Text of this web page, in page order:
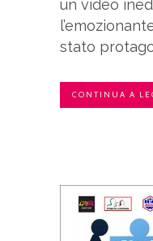
un video
stato
CONTINUA A